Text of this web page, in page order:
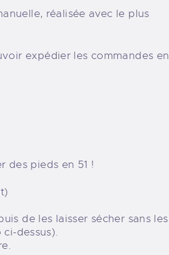
réalisée avec le plus
expédier les commandes en
des pieds en 51 !
de les laisser sécher sans les
dessus).